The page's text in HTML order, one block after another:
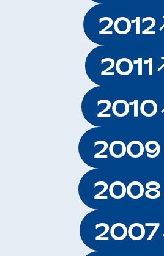
2012
2011
2010
2009
2008
2007